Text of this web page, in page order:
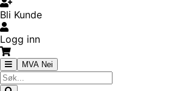
Bli Kunde
Logg inn
MVA Nei